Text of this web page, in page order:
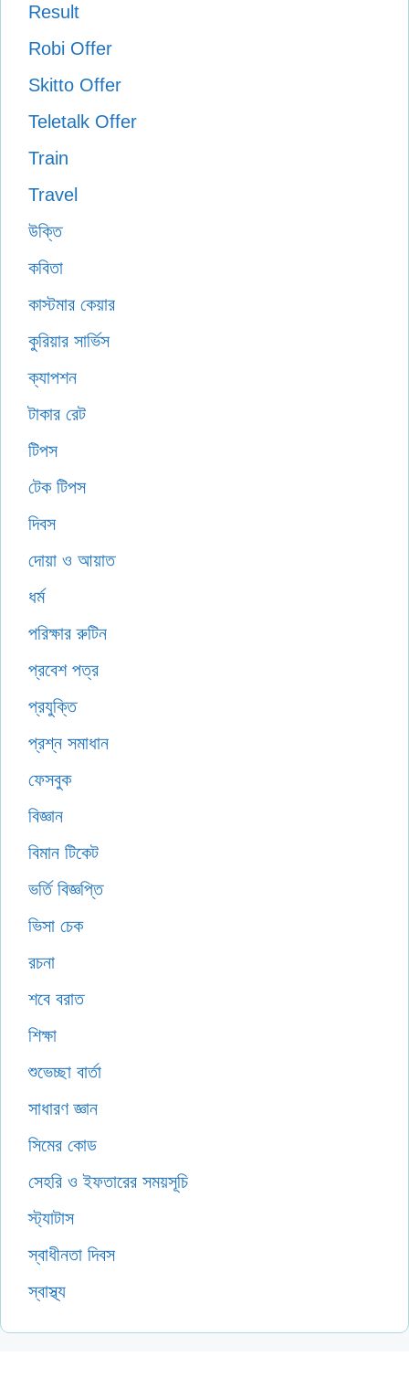
Result
Robi Offer
Skitto Offer
Teletalk Offer
Train
Travel
উক্তি
কবিতা
কাস্টমার কেয়ার
কুরিয়ার সার্ভিস
ক্যাপশন
টাকার রেট
টিপস
টেক টিপস
দিবস
দোয়া ও আয়াত
ধর্ম
পরিক্ষার রুটিন
প্রবেশ পত্র
প্রযুক্তি
প্রশ্ন সমাধান
ফেসবুক
বিজ্ঞান
বিমান টিকেট
ভর্তি বিজ্ঞপ্তি
ভিসা চেক
রচনা
শবে বরাত
শিক্ষা
শুভেচ্ছা বার্তা
সাধারণ জ্ঞান
সিমের কোড
সেহরি ও ইফতারের সময়সূচি
স্ট্যাটাস
স্বাধীনতা দিবস
স্বাস্থ্য